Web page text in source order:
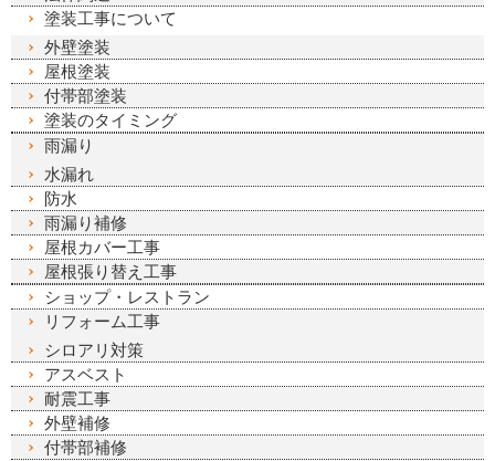
塗装工事について
外壁塗装
屋根塗装
付帯部塗装
塗装のタイミング
雨漏り
水漏れ
防水
雨漏り補修
屋根カバー工事
屋根張り替え工事
ショップ・レストラン
リフォーム工事
シロアリ対策
アスベスト
耐震工事
外壁補修
付帯部補修